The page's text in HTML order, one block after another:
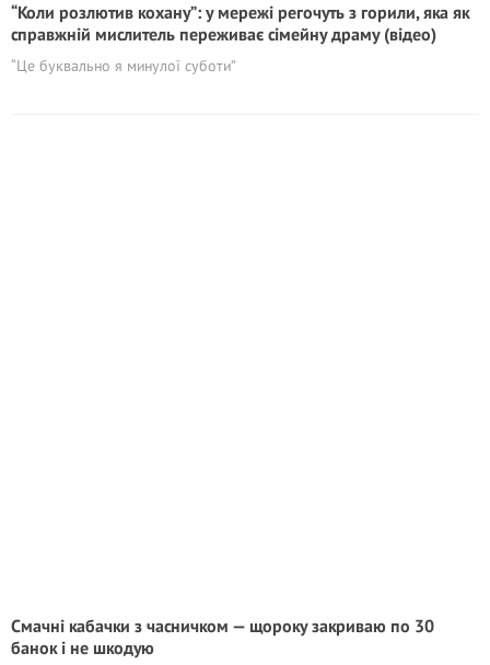
“Коли розлютив кохану”: у мережі регочуть з горили, яка як
справжній мислитель переживає сімейну драму (відео)
“Це буквально я минулої суботи”
Смачні кабачки з часничком — щороку закриваю по 30
банок і не шкодую